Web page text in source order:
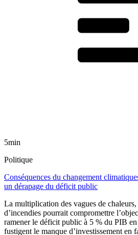
5min
Politique
Conséquences du changement
un dérapage du déficit public
La multiplication des vagues de chaleurs,
d’incendies pourrait compromettre
ramener le déficit public à 5 % du PIB
fustigent le manque d’investissement en